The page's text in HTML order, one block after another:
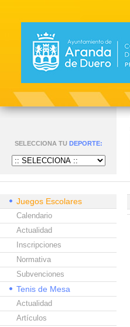
SELECCIONA TU DEPORTE:
Juegos Escolares
Calendario
Actualidad
Inscripciones
Normativa
Subvenciones
Tenis de Mesa
Actualidad
Artículos